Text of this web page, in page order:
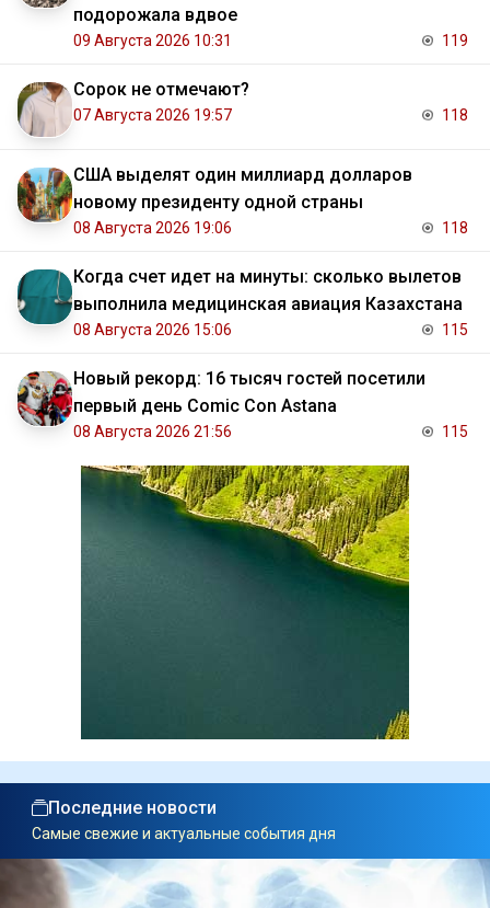
подорожала вдвое
09 Августа 2026 10:31 119
Сорок не отмечают?
07 Августа 2026 19:57 118
США выделят один миллиард долларов
новому президенту одной страны
08 Августа 2026 19:06 118
Когда счет идет на минуты: сколько вылетов
выполнила медицинская авиация Казахстана
08 Августа 2026 15:06 115
Новый рекорд: 16 тысяч гостей посетили
первый день Comic Con Astana
08 Августа 2026 21:56 115
Последние новости
Самые свежие и актуальные события дня